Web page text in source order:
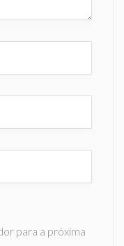
para a próxima